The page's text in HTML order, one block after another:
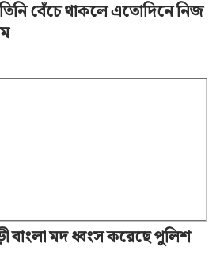
তিনি বেঁচে থাকলে এতোদিনে নিজ
বাংলা মদ ধ্বংস করেছে পুলিশ